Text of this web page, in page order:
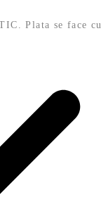
Plata se face cu